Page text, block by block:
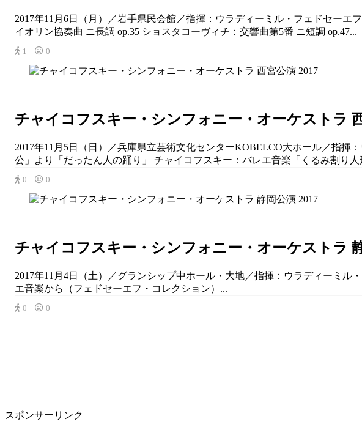
2017年11月6日（月）／岩手県民会館／指揮：ウラディーミル・フェドセーエ
イオリン協奏曲 ニ長調 op.35 ショスタコーヴィチ：交響曲第5番 ニ短調 op.47...
1｜ 0
チャイコフスキー・シンフォニー・オーケストラ
2017年11月5日（日）／兵庫県立芸術文化センターKOBELCO大ホール／指揮
公」より「だったん人の踊り」 チャイコフスキー：バレエ音楽「くるみ割り
0｜ 0
チャイコフスキー・シンフォニー・オーケストラ
2017年11月4日（土）／グランシップ中ホール・大地／指揮：ウラディーミ
エ音楽から（フェドセーエフ・コレクション）...
0｜ 0
スポンサーリンク